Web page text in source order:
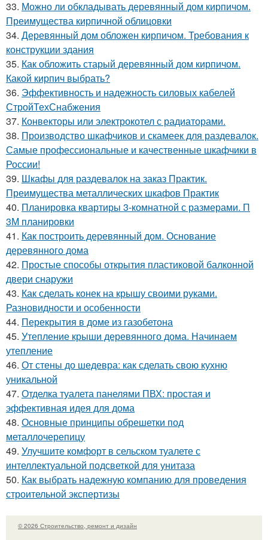
33. Можно ли обкладывать деревянный дом кирпичом.
Преимущества кирпичной облицовки
34. Деревянный дом обложен кирпичом. Требования к
конструкции здания
35. Как обложить старый деревянный дом кирпичом.
Какой кирпич выбрать?
36. Эффективность и надежность силовых кабелей
СтройТехСнабжения
37. Конвекторы или электрокотел с радиаторами.
38. Производство шкафчиков и скамеек для раздевалок.
Самые профессиональные и качественные шкафчики в
России!
39. Шкафы для раздевалок на заказ Практик.
Преимущества металлических шкафов Практик
40. Планировка квартиры 3-комнатной с размерами. П
3М планировки
41. Как построить деревянный дом. Основание
деревянного дома
42. Простые способы открытия пластиковой балконной
двери снаружи
43. Как сделать конек на крышу своими руками.
Разновидности и особенности
44. Перекрытия в доме из газобетона
45. Утепление крыши деревянного дома. Начинаем
утепление
46. От стены до шедевра: как сделать свою кухню
уникальной
47. Отделка туалета панелями ПВХ: простая и
эффективная идея для дома
48. Основные принципы обрешетки под
металлочерепицу
49. Улучшите комфорт в сельском туалете с
интеллектуальной подсветкой для унитаза
50. Как выбрать надежную компанию для проведения
строительной экспертизы
© 2026 Строительство, ремонт и дизайн